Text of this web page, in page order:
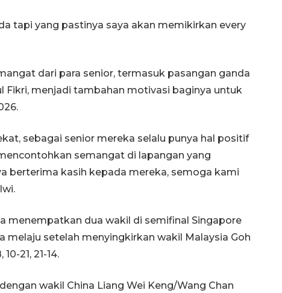
tapi yang pastinya saya akan memikirkan every
dari para senior, termasuk pasangan ganda
Fikri, menjadi tambahan motivasi baginya untuk
sebagai senior mereka selalu punya hal positif
semangat di lapangan yang
berterima kasih kepada mereka, semoga kami
menempatkan dua wakil di semifinal Singapore
melaju setelah menyingkirkan wakil Malaysia Goh
21, 21-14.
wakil China Liang Wei Keng/Wang Chan